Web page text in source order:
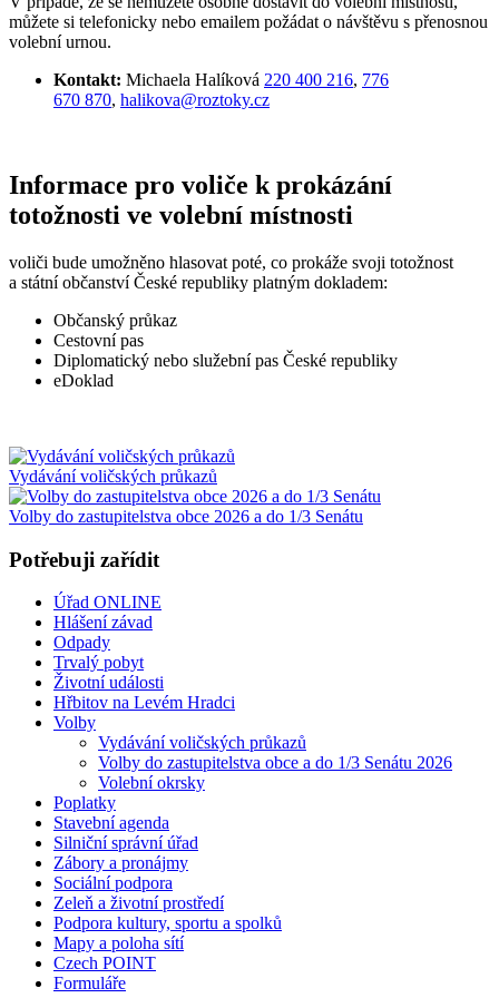
můžete si telefonicky nebo emailem požádat o návštěvu s přenosnou
volební urnou.
Kontakt: Michaela Halíková 220 400 216, 776
670 870, halikova@roztoky.cz
Informace pro voliče k prokázání
totožnosti ve volební místnosti
voliči bude umožněno hlasovat poté, co prokáže svoji totožnost
a státní občanství České republiky platným dokladem:
Občanský průkaz
Cestovní pas
Diplomatický nebo služební pas České republiky
eDoklad
Vydávání voličských průkazů
Volby do zastupitelstva obce 2026 a do 1/3 Senátu
Potřebuji zařídit
Úřad ONLINE
Hlášení závad
Odpady
Trvalý pobyt
Životní události
Hřbitov na Levém Hradci
Volby
Vydávání voličských průkazů
Volby do zastupitelstva obce a do 1/3 Senátu 2026
Volební okrsky
Poplatky
Stavební agenda
Silniční správní úřad
Zábory a pronájmy
Sociální podpora
Zeleň a životní prostředí
Podpora kultury, sportu a spolků
Mapy a poloha sítí
Czech POINT
Formuláře